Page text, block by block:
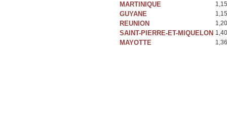
MARTINIQUE
GUYANE
REUNION
SAINT-PIERRE-ET-MIQUELON
MAYOTTE